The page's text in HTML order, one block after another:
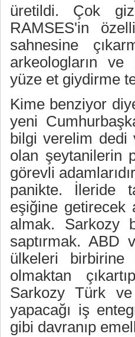
üretildi. Çok
RAMSES'in
sahnesine
arkeologların ve
yüze et giydirme
Kime benziyor
yeni
bilgi verelim dedi
olan şeytanilerin
görevli
panikte. İleride
eşiğine getirecek
almak. Sarkozy
saptırmak. ABD
ülkeleri
olmaktan
Sarkozy Türk
yapacağı iş
gibi davranıp